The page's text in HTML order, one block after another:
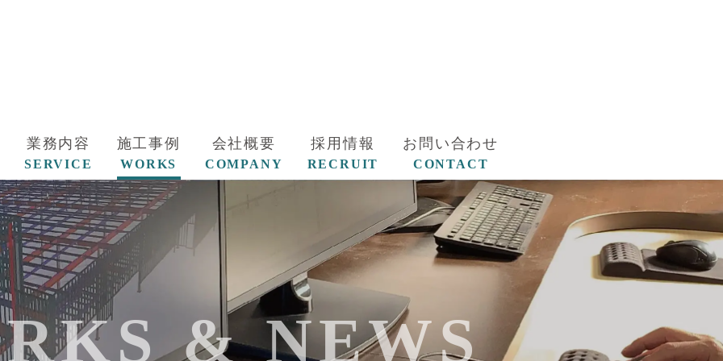
業務内容
SERVICE
施工事例
WORKS
会社概要
COMPANY
採用情報
RECRUIT
お問い合わせ
CONTACT
& NEWS